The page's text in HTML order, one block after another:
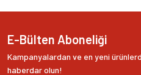
E-Bülten Aboneliği
Kampanyalardan ve en yeni
haberdar olun!